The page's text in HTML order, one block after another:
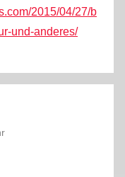
2015/04/27/b
und-anderes/